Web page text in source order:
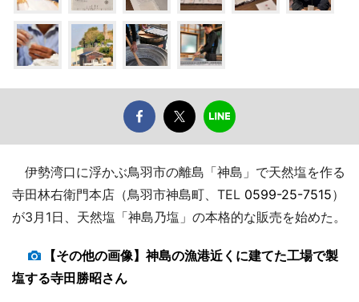
伊勢湾口に浮かぶ鳥羽市の離島「神島」で天然塩を作る
寺田林右衛門本店（鳥羽市神島町、TEL 0599-25-7515）
が3月1日、天然塩「神島乃塩」の本格的な販売を始めた。
【その他の画像】神島の漁港近くに建てた工場で製
塩する寺田勝昭さん